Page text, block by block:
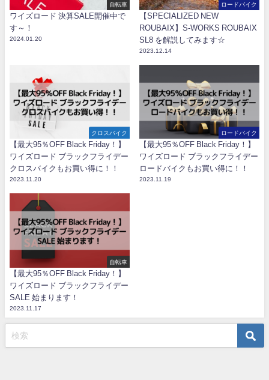
自転車
ワイズロード 決算SALE開催中で
す～！
2024.01.20
ロードバイク
【SPECIALIZED NEW
ROUBAIX】S-WORKS ROUBAIX
SL8 を解説してみます☆
2023.12.14
クロスバイク
【最大95％OFF Black Friday！】
ワイズロード ブラックフライデー
クロスバイクもお買い得に！！
2023.11.20
ロードバイク
【最大95％OFF Black Friday！】
ワイズロード ブラックフライデー
ロードバイクもお買い得に！！
2023.11.19
自転車
【最大95％OFF Black Friday！】
ワイズロード ブラックフライデー
SALE 始まります！
2023.11.17